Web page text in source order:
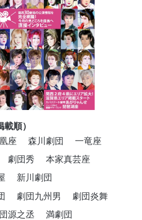
順）
座 森川劇団
一竜座
劇団秀
本家真芸座
新川劇団
劇団九州男
劇団炎舞
源之丞
満劇団